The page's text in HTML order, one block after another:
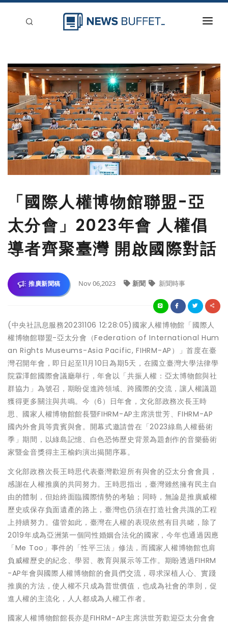
新聞稿分類
登入
刊登
「國際人權博物館聯盟-亞
太分會」2023年會 人權倡
導者齊聚臺灣 開啟國際對話
推廣新聞稿 Nov 06,2023 新聞 新聞時事
(中央社訊息服務20231106 12:28:05)國家人權博物館「國際人
權博物館聯盟-亞太分會（Federation of International Hum
an Rights Museums-Asia Pacific, FIHRM-AP）」首度在臺
灣召開年會，即日起至11月10日為期5天，在國立臺灣大學法律學
院霖澤館國際會議廳舉行，年會以「共振人權：亞太博物館與社
群協力」為號召，期盼促進跨領域、跨國際的交流，讓人權議題
獲得更多關注與共鳴。今（6）日年會，文化部政務次長王時
思、國家人權博物館館長暨FIHRM-AP主席洪世芳、FIHRM-AP
國內外會員等貴賓與會。開幕式邀請曾在「2023綠島人權藝術
季」期間，以綠島記憶、白色恐怖歷史背景為題創作的音樂藝術
家暨金音獎得主王榆鈞演出揭開序幕。
文化部政務次長王時思代表臺灣歡迎所有與會的亞太分會會員，
感謝在人權推廣的共同努力。王時思指出，臺灣雖然擁有民主自
由的體制，但始終面臨國際情勢的考驗；同時，無論是推廣威權
歷史或保存負面遺產的路上，臺灣也仍須在打造社會共識的工程
上持續努力。儘管如此，臺灣在人權的表現依然有目共睹，除了
2019年成為亞洲第一個同性婚姻合法化的國家，今年也通過因應
「Me Too」事件的「性平三法」修法，而國家人權博物館也肩
負威權歷史的紀念、學習、教育與展示等工作。期盼透過FIHRM
-AP年會與國際人權博物館的會員們交流，尋求深植人心、實踐
推廣的方法，使人權不只成為普世價值，也成為社會的準則，促
進人權的主流化，人人都成為人權工作者。
國家人權博物館館長亦是FIHRM-AP主席洪世芳歡迎亞太分會會